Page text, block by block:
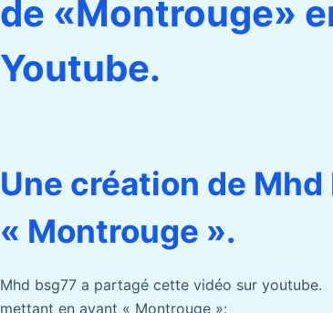
de «Montrouge»
Youtube.
Une création de
« Montrouge ».
Mhd bsg77 a partagé cette vidéo sur youtube.
mettant en avant « Montrouge »: